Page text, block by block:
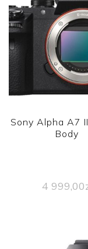
Sony Alpha A7
Body
4 999,00